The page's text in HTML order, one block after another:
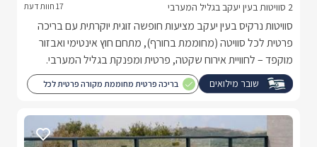
2 סוויטות בעין יעקב בגליל המערבי
סוויטות נרקיס בעין יעקב מציעות חופשה זוגית יוקרתית עם בריכה
פרטית לכל סוויטה (מחוממת בחורף), מתחם חוץ אינטימי ואבזור
מוקפד – לחוויית אירוח שקטה, פרטית ומפנקת בגליל המערבי.
שובר מילואים
בריכה פרטית מחוממת מקורה פרטית לכל